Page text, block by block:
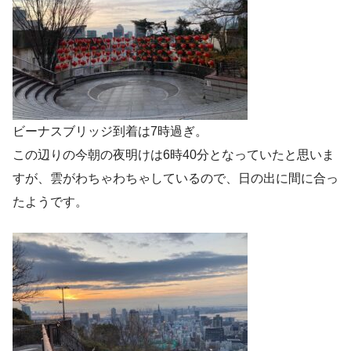
ビーナスブリッジ到着は7時過ぎ。
この辺りの今朝の夜明けは6時40分となっていたと思いま
すが、雲がわちゃわちゃしているので、日の出に間に合っ
たようです。